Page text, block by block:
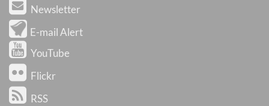
Newsletter
E-mail Alert
YouTube
Flickr
RSS